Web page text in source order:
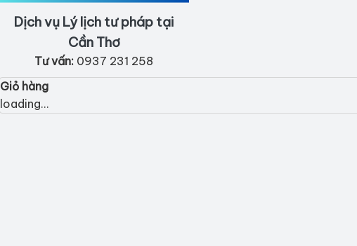
Dịch vụ Lý lịch tư pháp tại
Cần Thơ
Tư vấn: 0937 231 258
Giỏ hàng
loading...